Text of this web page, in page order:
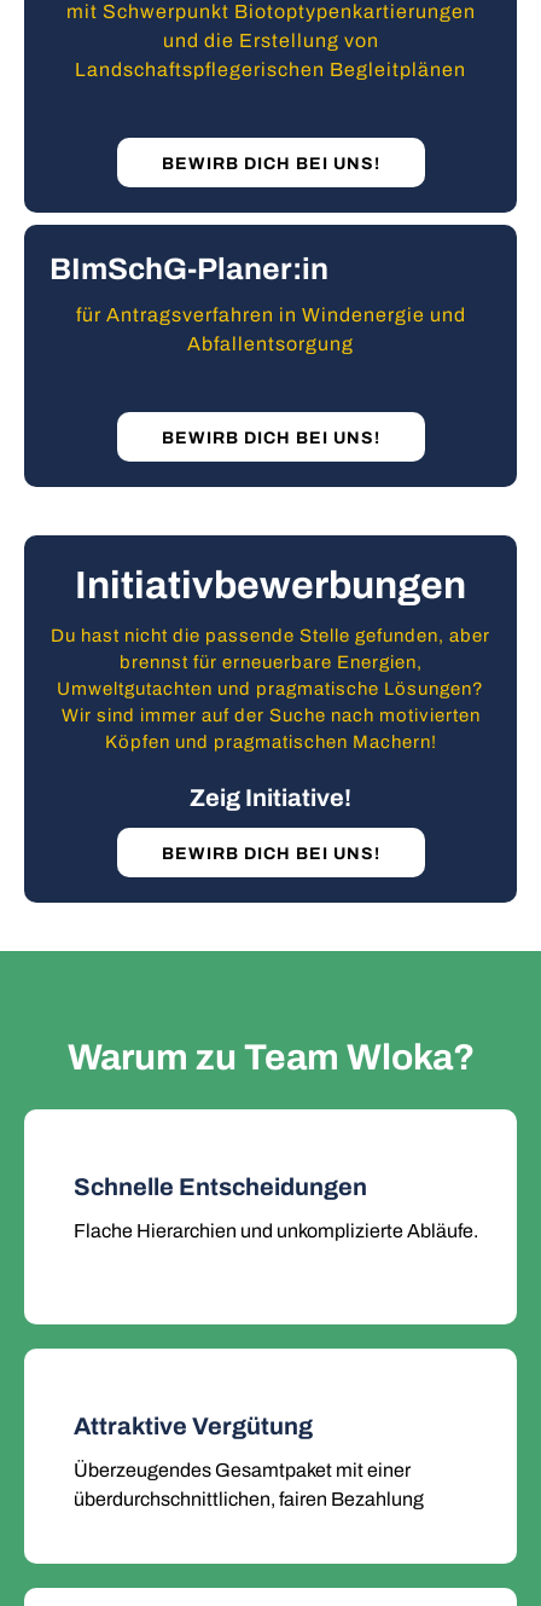
mit Schwerpunkt Biotoptypenkartierungen
und die Erstellung von
Landschaftspflegerischen Begleitplänen
BEWIRB DICH BEI UNS!
BImSchG-Planer:in
für Antragsverfahren in Windenergie und
Abfallentsorgung
BEWIRB DICH BEI UNS!
Initiativbewerbungen
Du hast nicht die passende Stelle gefunden, aber
brennst für erneuerbare Energien,
Umweltgutachten und pragmatische Lösungen?
Wir sind immer auf der Suche nach motivierten
Köpfen und pragmatischen Machern!
Zeig Initiative!
BEWIRB DICH BEI UNS!
Warum zu Team Wloka?
Schnelle Entscheidungen
Flache Hierarchien und unkomplizierte Abläufe.
Attraktive Vergütung
Überzeugendes Gesamtpaket mit einer
überdurchschnittlichen, fairen Bezahlung